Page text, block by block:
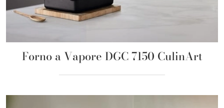
Forno a Vapore DGC 7150 CulinArt